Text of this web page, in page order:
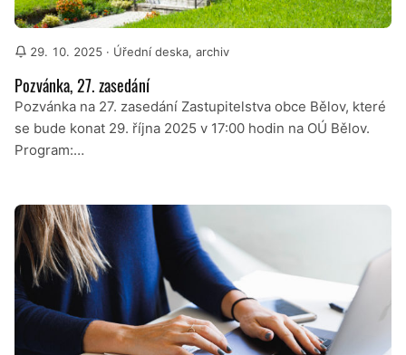
29. 10. 2025 · Úřední deska, archiv
Pozvánka, 27. zasedání
Pozvánka na 27. zasedání Zastupitelstva obce Bělov, které
se bude konat 29. října 2025 v 17:00 hodin na OÚ Bělov.
Program:…